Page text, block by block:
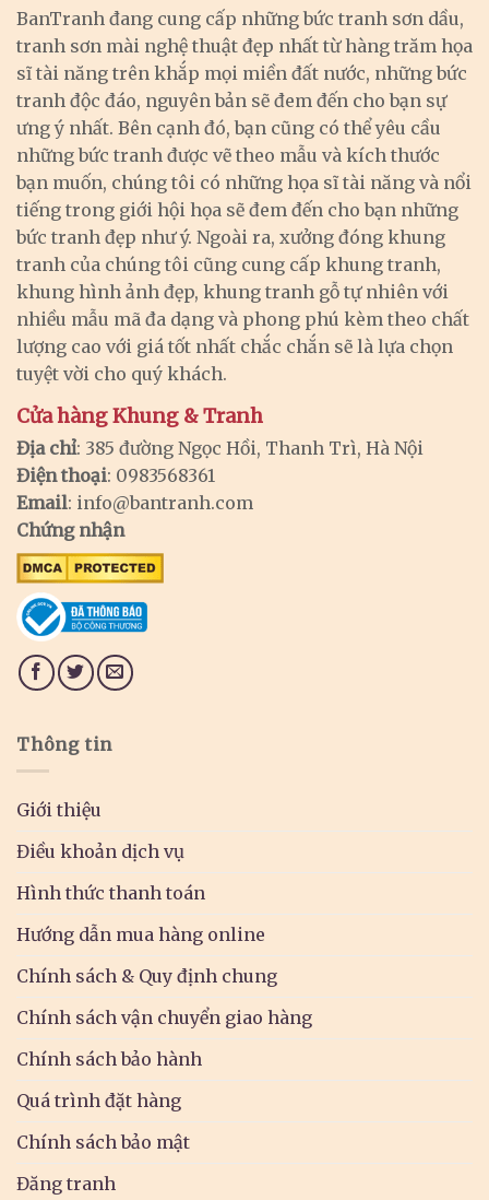
BanTranh đang cung cấp những bức tranh sơn dầu,
tranh sơn mài nghệ thuật đẹp nhất từ hàng trăm họa
sĩ tài năng trên khắp mọi miền đất nước, những bức
tranh độc đáo, nguyên bản sẽ đem đến cho bạn sự
ưng ý nhất. Bên cạnh đó, bạn cũng có thể yêu cầu
những bức tranh được vẽ theo mẫu và kích thước
bạn muốn, chúng tôi có những họa sĩ tài năng và nổi
tiếng trong giới hội họa sẽ đem đến cho bạn những
bức tranh đẹp như ý. Ngoài ra, xưởng đóng khung
tranh của chúng tôi cũng cung cấp khung tranh,
khung hình ảnh đẹp, khung tranh gỗ tự nhiên với
nhiều mẫu mã đa dạng và phong phú kèm theo chất
lượng cao với giá tốt nhất chắc chắn sẽ là lựa chọn
tuyệt vời cho quý khách.
Cửa hàng Khung & Tranh
Địa chỉ: 385 đường Ngọc Hồi, Thanh Trì, Hà Nội
Điện thoại: 0983568361
Email: info@bantranh.com
Chứng nhận
Thông tin
Giới thiệu
Điều khoản dịch vụ
Hình thức thanh toán
Hướng dẫn mua hàng online
Chính sách & Quy định chung
Chính sách vận chuyển giao hàng
Chính sách bảo hành
Quá trình đặt hàng
Chính sách bảo mật
Đăng tranh